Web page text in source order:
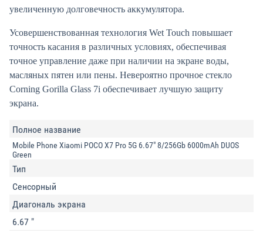
увеличенную долговечность аккумулятора.
Усовершенствованная технология Wet Touch повышает
точность касания в различных условиях, обеспечивая
точное управление даже при наличии на экране воды,
масляных пятен или пены. Невероятно прочное стекло
Corning Gorilla Glass 7i обеспечивает лучшую защиту
экрана.
Полное название
Mobile Phone Xiaomi POCO X7 Pro 5G 6.67" 8/256Gb 6000mAh DUOS
Green
Тип
Сенсорный
Диагональ экрана
6.67 "